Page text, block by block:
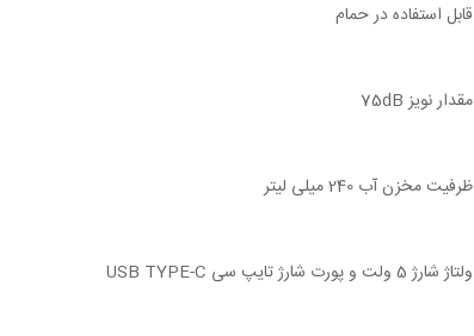
قابل استفاده در حمام
مقدار نویز 75dB
ظرفیت مخزن آب 240 میلی لیتر
ولتاژ شارژ 5 ولت و پورت شارژ تایپ سی USB TYPE-C